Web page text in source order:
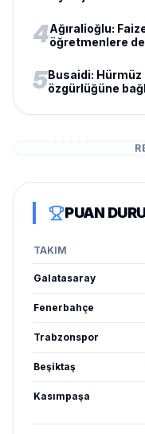
4Ağıralioğlu:
öğretmenlere
5Busaidi:
özgürlüğüne
PUAN
TAKIM
Galatasaray
Fenerbahçe
Trabzonspor
Beşiktaş
Kasımpaşa